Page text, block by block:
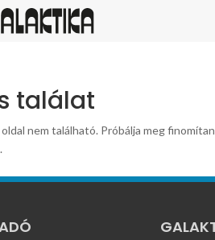
találat
nem található. Próbálja meg